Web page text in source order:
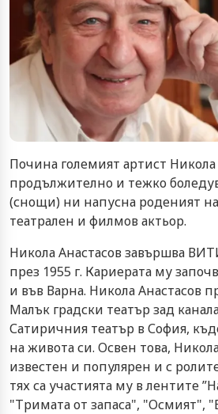
Почина големият артист Никола
продължително и тежко
(снощи) ни напусна роденият на
театрален и филмов актьор.
Никола Анастасов завършва
през 1955 г. Кариерата му
и във Варна. Никола Анастасов
Малък градски театър зад
Сатиричния театър в София,
на живота си. Освен това,
известен и популярен и с
тях са участията му в лентите
"Тримата от запаса", "Осмият",